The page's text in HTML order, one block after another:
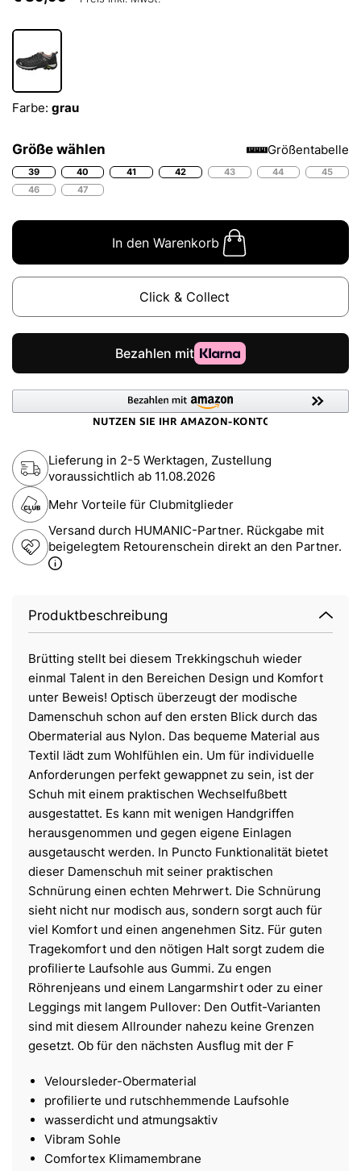
Farbe: grau
Größe wählen Größentabelle
39 40 41 42 43 44
45
46
47
In den Warenkorb
Click & Collect
Lieferung in 2-5 Werktagen, Zustellung
voraussichtlich ab 11.08.2026
Mehr Vorteile für Clubmitglieder
Versand durch HUMANIC-Partner. Rückgabe mit
beigelegtem Retourenschein direkt an den Partner.
Produktbeschreibung
Brütting stellt bei diesem Trekkingschuh wieder
einmal Talent in den Bereichen Design und Komfort
unter Beweis! Optisch überzeugt der modische
Damenschuh schon auf den ersten Blick durch das
Obermaterial aus Nylon. Das bequeme Material aus
Textil lädt zum Wohlfühlen ein. Um für individuelle
Anforderungen perfekt gewappnet zu sein, ist der
Schuh mit einem praktischen Wechselfußbett
ausgestattet. Es kann mit wenigen Handgriffen
herausgenommen und gegen eigene Einlagen
ausgetauscht werden. In Puncto Funktionalität bietet
dieser Damenschuh mit seiner praktischen
Schnürung einen echten Mehrwert. Die Schnürung
sieht nicht nur modisch aus, sondern sorgt auch für
viel Komfort und einen angenehmen Sitz. Für guten
Tragekomfort und den nötigen Halt sorgt zudem die
profilierte Laufsohle aus Gummi. Zu engen
Röhrenjeans und einem Langarmshirt oder zu einer
Leggings mit langem Pullover: Den Outfit-Varianten
sind mit diesem Allrounder nahezu keine Grenzen
gesetzt. Ob für den nächsten Ausflug mit der F
Veloursleder-Obermaterial
profilierte und rutschhemmende Laufsohle
wasserdicht und atmungsaktiv
Vibram Sohle
Comfortex Klimamembrane